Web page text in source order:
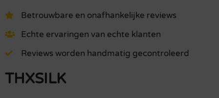
Betrouwbare en onafhankelijke reviews
Echte ervaringen van echte klanten
Reviews worden handmatig gecontroleerd
THXSILK